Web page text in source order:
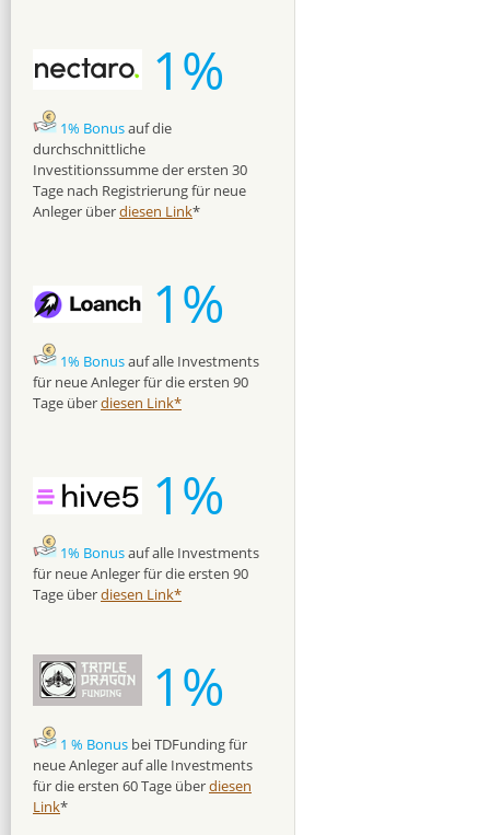
1%
1% Bonusauf die
durchschnittliche
Investitionssumme der ersten 30
Tage nach Registrierung für neue
Anleger überdiesen Link*
1%
1% Bonusauf alle Investments
für neue Anleger für die ersten 90
Tage überdiesen Link*
1%
1% Bonusauf alle Investments
für neue Anleger für die ersten 90
Tage überdiesen Link*
1%
1 % Bonus bei TDFunding für
neue Anleger auf alle Investments
für die ersten 60 Tage überdiesen
Link*